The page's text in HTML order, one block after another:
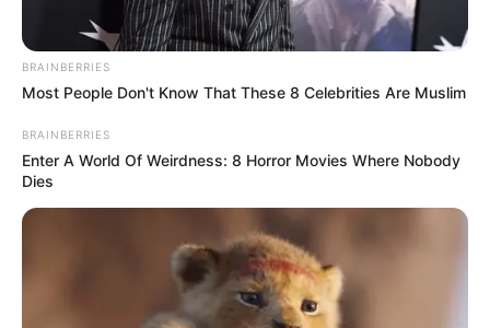
Consejos y recomendaciones
Para finalizar y servir
Ingredientes
Chiles poblanos grandes
(preferentemente)
BRAINBERRIES
Most People Don't Know That These 8 Celebrities Are Muslim
BRAINBERRIES
Enter A World Of Weirdness: 8 Horror Movies Where Nobody
Dies